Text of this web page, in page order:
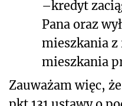
–kredyt
Pana oraz
mieszkania z
mieszkania
Zauważam więc,